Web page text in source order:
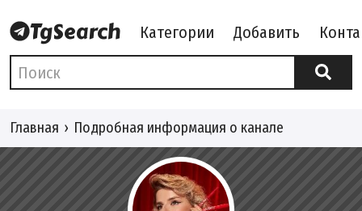
Категории Добавить
Главная Подробная информация о канале